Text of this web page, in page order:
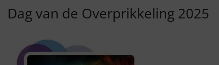
Dag van de Overprikkeling 2025